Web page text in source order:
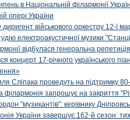
в Національній філармонії
опері України
військового оркестру 12-ї
електроакустичної музики
відбулася генеральна
концерт 17-річного українського
Сліпака проведуть на підтримку
запрошує на закриття
"музикантів": керівнику
України завершує 162-й сезон: